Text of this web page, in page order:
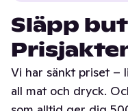
Släpp
Vi har sänkt priset –
all mat och dryck.